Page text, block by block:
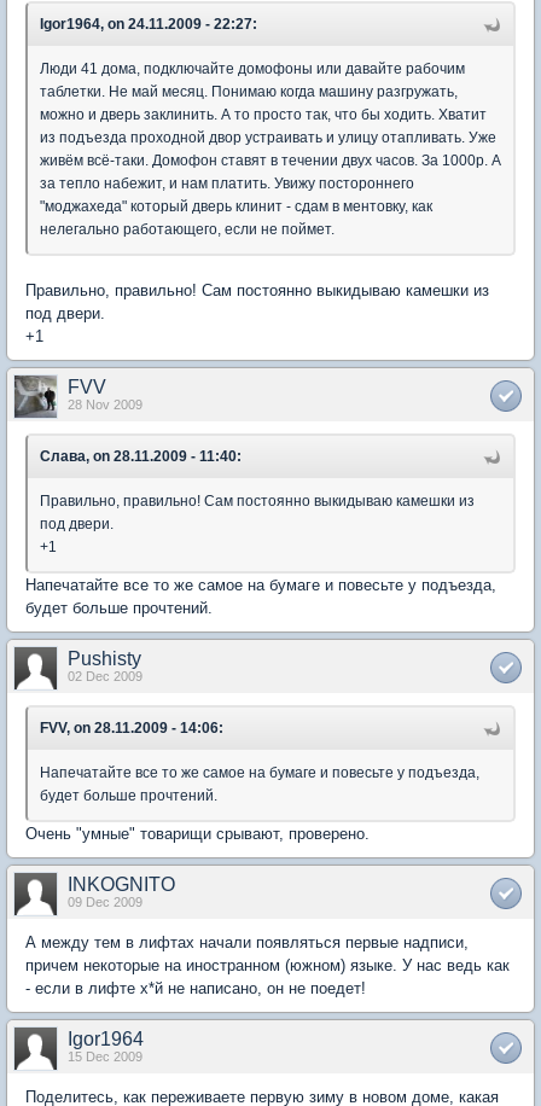
Igor1964, on 24.11.2009 - 22:27:
Люди 41 дома, подключайте домофоны или давайте рабочим
таблетки. Не май месяц. Понимаю когда машину разгружать,
можно и дверь заклинить. А то просто так, что бы ходить. Хватит
из подъезда проходной двор устраивать и улицу отапливать. Уже
живём всё-таки. Домофон ставят в течении двух часов. За 1000р. А
за тепло набежит, и нам платить. Увижу постороннего
"моджахеда" который дверь клинит - сдам в ментовку, как
нелегально работающего, если не поймет.
Правильно, правильно! Сам постоянно выкидываю камешки из
под двери.
+1
FVV
28 Nov 2009
Слава, on 28.11.2009 - 11:40:
Правильно, правильно! Сам постоянно выкидываю камешки из
под двери.
+1
Напечатайте все то же самое на бумаге и повесьте у подъезда,
будет больше прочтений.
Pushisty
02 Dec 2009
FVV, on 28.11.2009 - 14:06:
Напечатайте все то же самое на бумаге и повесьте у подъезда,
будет больше прочтений.
Очень "умные" товарищи срывают, проверено.
INKOGNITO
09 Dec 2009
А между тем в лифтах начали появляться первые надписи,
причем некоторые на иностранном (южном) языке. У нас ведь как
- если в лифте х*й не написано, он не поедет!
Igor1964
15 Dec 2009
Поделитесь, как переживаете первую зиму в новом доме, какая